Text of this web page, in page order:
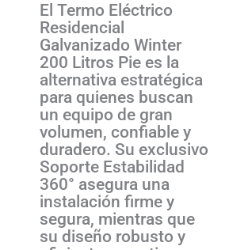
El Termo Eléctrico
Residencial
Galvanizado Winter
200 Litros Pie es la
alternativa estratégica
para quienes buscan
un equipo de gran
volumen, confiable y
duradero. Su exclusivo
Soporte Estabilidad
360° asegura una
instalación firme y
segura, mientras que
su diseño robusto y